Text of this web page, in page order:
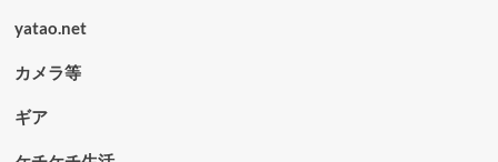
yatao.net
カメラ等
ギア